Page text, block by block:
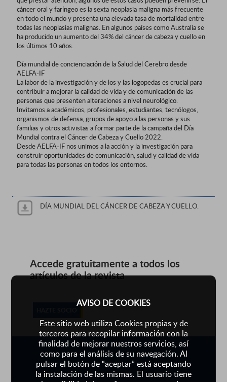
AVISO DE COOKIES
Este sitio web utiliza Cookies propias y de
terceros para recopilar información con la
finalidad de mejorar nuestros servicios, así
como para el análisis de su navegación. Al
pulsar el botón de “aceptar” está aceptando
la instalación de las mismas. El usuario tiene
cáncer oral y faríngeo es la sexta neoplasia maligna más frecuente
en todo el mundo y presenta una elevada tasa de mortalidad entre
todas las neoplasias malignas. En algunos países como Australia se
ha producido un aumento del 34% del cáncer de cabeza y cuello en
los últimos 10 años.
Día mundial de concienciación de la Salud del Cerebro desde
AELFA-IF
La labor de la investigación y de los y las logopedas es crucial para
contribuir a mejorar la calidad de vida y de comunicación de las
personas que presenten alteraciones a nivel neurológico.
Invitamos a académicos, profesionales, estudiantes, tecnólogos,
organismos de defensa, grupos de apoyo a las personas y sus
familias y otros activistas a formar parte de la campaña del Día
Mundial contra el Cáncer de Cabeza y Cuello 2022.
Desde AELFA-IF nos unimos a la acción y la investigación para
construir oportunidades de comunicación, salud y calidad de vida
para todas las personas en todos los entornos.
DÍA MUNDIAL DEL CÁNCER DE CABEZA Y CUELLO.
Accede gratuitamente a todos los
artículos de la revista